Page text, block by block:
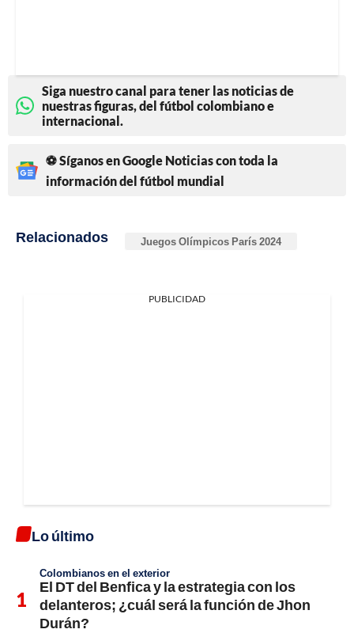
Siga nuestro canal para tener las noticias de
nuestras figuras, del fútbol colombiano e
internacional.
⚽ Síganos en Google Noticias con toda la
información del fútbol mundial
Relacionados Juegos Olímpicos París 2024
PUBLICIDAD
Lo último
Colombianos en el exterior
El DT del Benfica y la estrategia con los
delanteros; ¿cuál será la función de Jhon
Durán?